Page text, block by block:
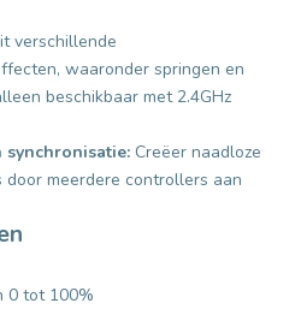
verschillende
waaronder springen en
beschikbaar met 2.4GHz
Creëer naadloze
meerdere controllers aan
0 tot 100%